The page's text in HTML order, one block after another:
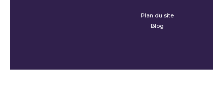
Plan du site
Blog